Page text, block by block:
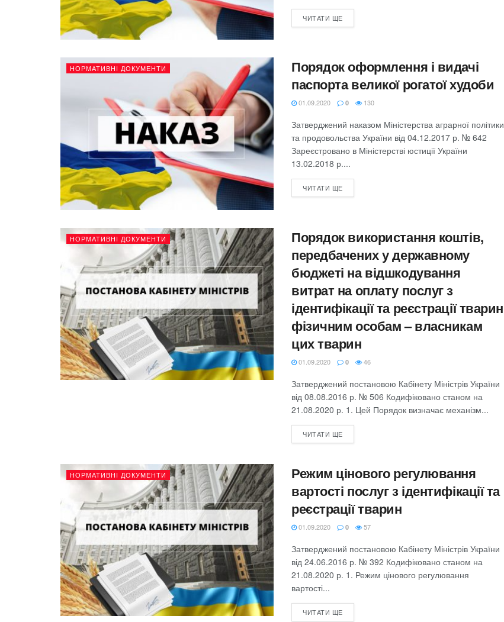
ЧИТАТИ ЩЕ
НОРМАТИВНІ ДОКУМЕНТИ
Порядок оформлення і видачі
паспорта великої рогатої худоби
01.09.2020 0 130
Затверджений наказом Міністерства аграрної політики
та продовольства України від 04.12.2017 р. № 642
Зареєстровано в Міністерстві юстиції України
13.02.2018 р....
ЧИТАТИ ЩЕ
НОРМАТИВНІ ДОКУМЕНТИ
Порядок використання коштів,
передбачених у державному
бюджеті на відшкодування
витрат на оплату послуг з
ідентифікації та реєстрації тварин
фізичним особам – власникам
цих тварин
01.09.2020 0 46
Затверджений постановою Кабінету Міністрів України
від 08.08.2016 р. № 506 Кодифіковано станом на
21.08.2020 р. 1. Цей Порядок визначає механізм...
ЧИТАТИ ЩЕ
НОРМАТИВНІ ДОКУМЕНТИ
Режим цінового регулювання
вартості послуг з ідентифікації та
реєстрації тварин
01.09.2020 0 57
Затверджений постановою Кабінету Міністрів України
від 24.06.2016 р. № 392 Кодифіковано станом на
21.08.2020 р. 1. Режим цінового регулювання
вартості...
ЧИТАТИ ЩЕ